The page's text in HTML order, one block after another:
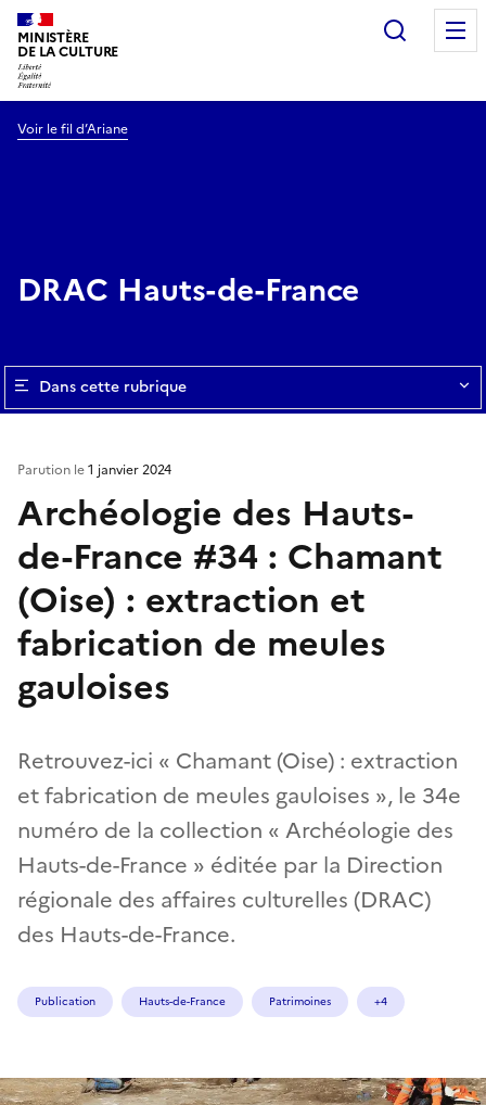
MINISTÈRE
DE LA CULTURE
Voir le fil d’Ariane
DRAC Hauts-de-France
Dans cette rubrique
Archéologie des Hauts-
de-France #34 : Chamant
(Oise) : extraction et
fabrication de meules
gauloises
Retrouvez-ici « Chamant (Oise) : extraction
et fabrication de meules gauloises », le 34e
numéro de la collection « Archéologie des
Hauts-de-France » éditée par la Direction
régionale des affaires culturelles (DRAC)
des Hauts-de-France.
Parution le1 janvier 2024
Publication Hauts-de-France Patrimoines +4